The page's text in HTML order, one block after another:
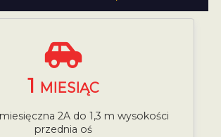
1 MIESIĄC
2A do 1,3 m wysokości
przednia oś